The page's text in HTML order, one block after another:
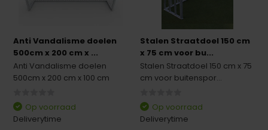
Anti Vandalisme doelen
500cm x 200 cm x ...
Anti Vandalisme doelen
500cm x 200 cm x 100 cm
Op voorraad
Deliverytime
Stalen Straatdoel 150 cm
x 75 cm voor bu...
Stalen Straatdoel 150 cm x 75
cm voor buitenspor...
Op voorraad
Deliverytime